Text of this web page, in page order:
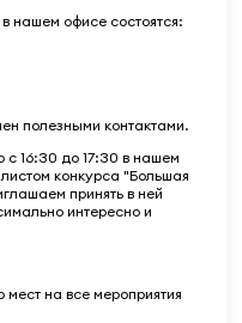
нашем офисе состоятся:
полезными контактами.
16:30 до 17:30 в нашем
конкурса "Большая
принять в ней
интересно и
на все мероприятия